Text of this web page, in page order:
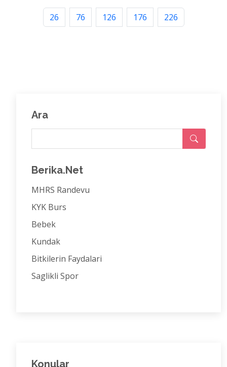
26 76 126 176 226
Ara
Berika.Net
MHRS Randevu
KYK Burs
Bebek
Kundak
Bitkilerin Faydalari
Saglikli Spor
Konular